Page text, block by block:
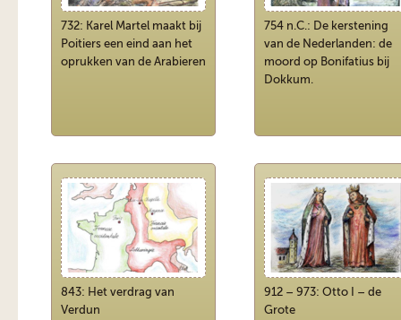
732: Karel Martel maakt bij
Poitiers een eind aan het
oprukken van de Arabieren
754 n.C.: De kerstening
van de Nederlanden: de
moord op Bonifatius bij
Dokkum.
843: Het verdrag van
Verdun
912 – 973: Otto I – de
Grote